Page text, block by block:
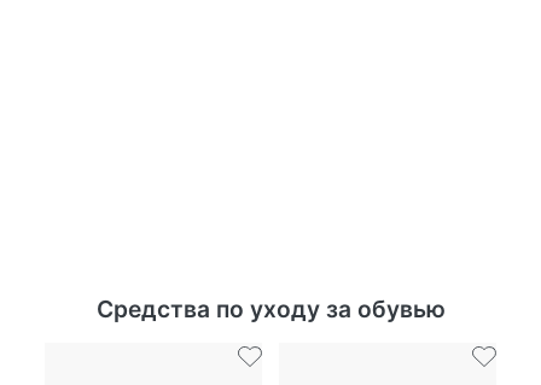
Средства по уходу за обувью